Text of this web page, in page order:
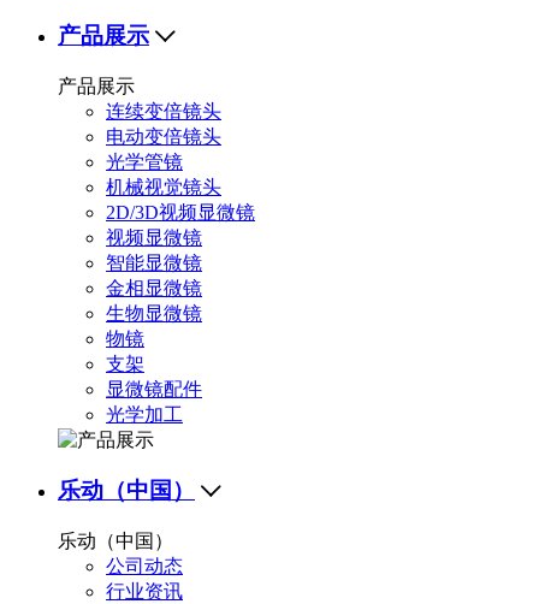
产品展示 
产品展示
连续变倍镜头
电动变倍镜头
光学管镜
机械视觉镜头
2D/3D视频显微镜
视频显微镜
智能显微镜
金相显微镜
生物显微镜
物镜
支架
显微镜配件
光学加工
乐动（中国） 
乐动（中国）
公司动态
行业资讯